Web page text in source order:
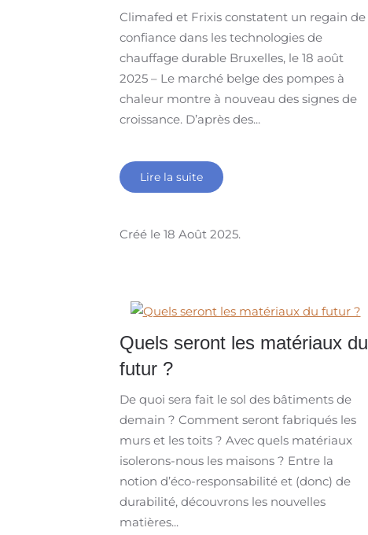
Climafed et Frixis constatent un regain de
confiance dans les technologies de
chauffage durable Bruxelles, le 18 août
2025 – Le marché belge des pompes à
chaleur montre à nouveau des signes de
croissance. D’après des...
Lire la suite
Créé le 18 Août 2025.
Quels seront les matériaux du
futur ?
De quoi sera fait le sol des bâtiments de
demain ? Comment seront fabriqués les
murs et les toits ? Avec quels matériaux
isolerons-nous les maisons ? Entre la
notion d’éco-responsabilité et (donc) de
durabilité, découvrons les nouvelles
matières...